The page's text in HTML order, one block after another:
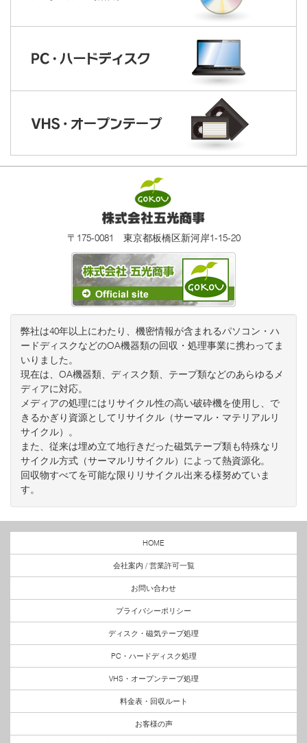
〒175-0081 東京都板橋区新河岸1-15-20
弊社は40年以上にわたり、機密情報が含まれるパソコン・ハ
ードディスクなどのOA機器類の回収・処理事業に携わってま
いりました。
現在は、OA機器類、ディスク類、テープ類などのあらゆるメ
ディアに対応。
メディアの処理にはリサイクル性の高い破砕機を使用し、で
きるかぎり資源としてリサイクル（サーマル・マテリアルリ
サイクル）。
また、従来は埋め立て地行きだった磁気テープ類も特殊なリ
サイクル方式（サーマルリサイクル）によって熱資源化。
回収物すべてを可能な限りリサイクル出来る様努めていま
す。
HOME
会社案内 / 営業許可一覧
お問い合わせ
プライバシーポリシー
ディスク・磁気テープ処理
PC・ハードディスク処理
VHS・オープンテープ処理
料金表・回収ルート
お客様の声